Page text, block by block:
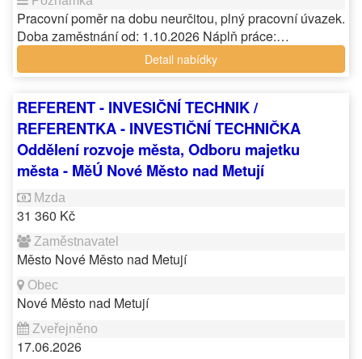
Pracovní poměr na dobu neurčitou, plný pracovní úvazek.
Doba zaměstnání od: 1.10.2026 Náplň práce:…
Detail nabídky
REFERENT - INVESIČNÍ TECHNIK /
REFERENTKA - INVESTIČNÍ TECHNIČKA
Oddělení rozvoje města, Odboru majetku
města - MěÚ Nové Město nad Metují
31 360 Kč
Město Nové Město nad Metují
Nové Město nad Metují
17.06.2026